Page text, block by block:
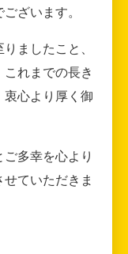
ざいます。
ましたこと、
れまでの長き
心より厚く御
多幸を心より
ていただきま